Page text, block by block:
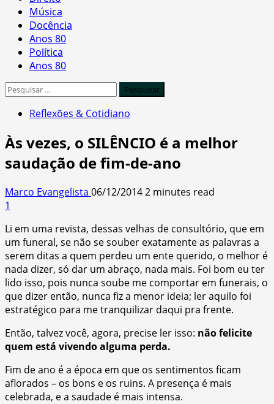
Música
Docência
Anos 80
Política
Anos 80
Pesquisar
Reflexões & Cotidiano
Às vezes, o SILÊNCIO é a melhor
saudação de fim-de-ano
Marco Evangelista 06/12/20142 minutes read
1
Li em uma revista, dessas velhas de consultório, que em
um funeral, se não se souber exatamente as palavras a
serem ditas a quem perdeu um ente querido, o melhor é
nada dizer, só dar um abraço, nada mais. Foi bom eu ter
lido isso, pois nunca soube me comportar em funerais, o
que dizer então, nunca fiz a menor ideia; ler aquilo foi
estratégico para me tranquilizar daqui pra frente.
Então, talvez você, agora, precise ler isso: não felicite
quem está vivendo alguma perda.
Fim de ano é a época em que os sentimentos ficam
aflorados – os bons e os ruins. A presença é mais
celebrada, e a saudade é mais intensa.